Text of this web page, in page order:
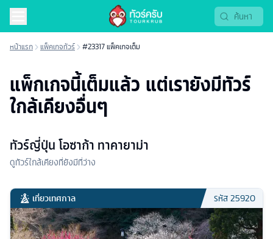
หน้าแรก แพ็คเกจทัวร์ #23317 แพ็คเกจเต็ม
แพ็กเกจนี้เต็มแล้ว แต่เรายังมีทัวร์
ใกล้เคียงอื่นๆ
ทัวร์ญี่ปุ่น โอซาก้า ทาคายาม่า
ดูทัวร์ใกล้เคียงที่ยังมีที่ว่าง
เที่ยวเทศกาล รหัส25920